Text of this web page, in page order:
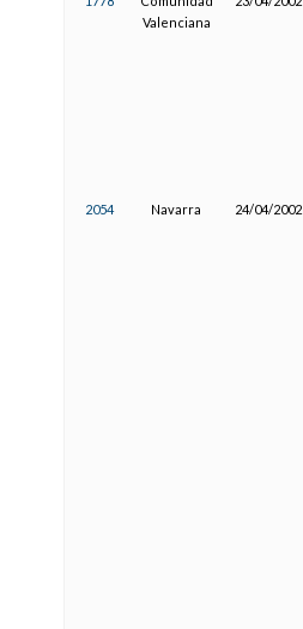
Valenciana
2054 Navarra 24/04/2002